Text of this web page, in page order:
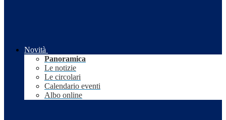
Novità
Panoramica
Le notizie
Le circolari
Calendario eventi
Albo online